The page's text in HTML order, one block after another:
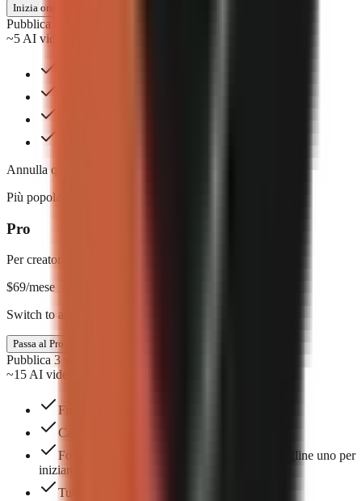
Inizia ora
Pubblica ogni settimana
~5 AI videos/mo
Annulla quando vuoi. Nessun contratto.
Più popolare
Pro
Per creator seri
$69/mese
Switch to annual & save $138
Passa al Pro
Pubblica 3 volte a settimana
~15 AI videos/mo
Fino a 3 posti nel team
Carica e gestisci le tue immagini e i tuoi video
Formati pronti all'uso da creare in un clic: scegline uno per
iniziare.
Tutti gli stili di didascalie